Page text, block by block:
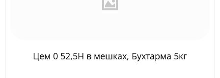
Цем 0 52,5Н в мешках, Бухтарма 5кг